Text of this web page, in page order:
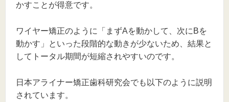
かすことが得意です。
ワイヤー矯正のように「まずAを動かして、次にBを
動かす」といった段階的な動きが少ないため、結果と
してトータル期間が短縮されやすいのです。
日本アライナー矯正歯科研究会でも以下のように説明
されています。